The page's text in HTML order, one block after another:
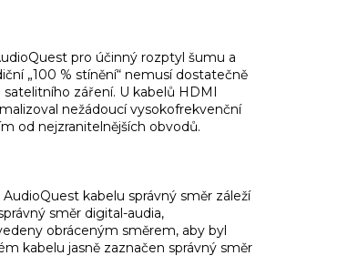
pro účinný rozptyl šumu a
„100 % stínění“ nemusí dostatečně
záření. U kabelů HDMI
nežádoucí vysokofrekvenční
od nejzranitelnějších obvodů.
kabelu správný směr záleží
směr digital-audia,
obráceným směrem, aby byl
kabelu jasně zaznačen správný směr